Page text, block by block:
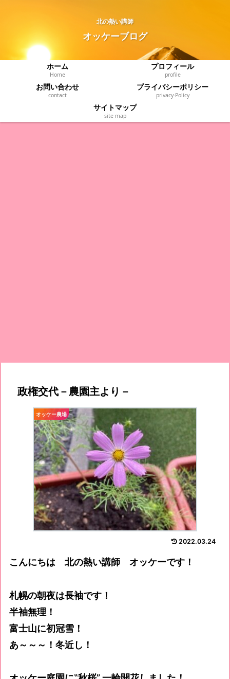
北の熱い講師
オッケーブログ
ホーム
Home
プロフィール
profile
お問い合わせ
contact
プライバシーポリシー
privacy‐Policy
サイトマップ
site map
政権交代－農園主より－
オッケー農場
2022.03.24
こんにちは 北の熱い講師 オッケーです！
札幌の朝夜は長袖です！
半袖無理！
富士山に初冠雪！
あ～～～！冬近し！